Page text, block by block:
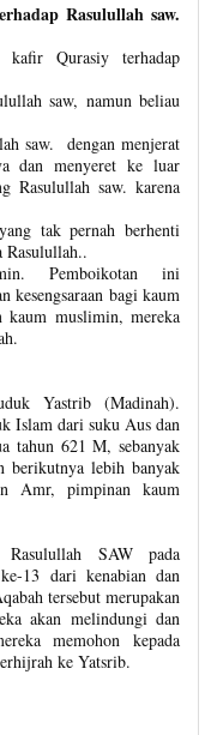
Rasulullah saw.
kafir Qurasiy terhadap
saw, namun beliau
saw. dengan menjerat
dan menyeret ke luar
Rasulullah saw. karena
tak pernah berhenti
Rasulullah..
Pemboikotan ini
kesengsaraan bagi kaum
kaum muslimin, mereka
Yastrib (Madinah).
Islam dari suku Aus dan
tahun 621 M, sebanyak
berikutnya lebih banyak
Amr, pimpinan kaum
SAW pada
13 dari kenabian dan
tersebut merupakan
akan melindungi dan
memohon kepada
ke Yatsrib.